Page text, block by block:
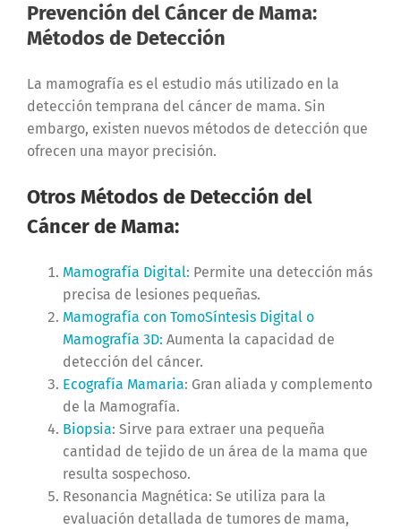
Prevención del Cáncer de Mama:
Métodos de Detección
La mamografía es el estudio más utilizado en la
detección temprana del cáncer de mama. Sin
embargo, existen nuevos métodos de detección que
ofrecen una mayor precisión.
Otros Métodos de Detección del
Cáncer de Mama:
Mamografía Digital: Permite una detección más
precisa de lesiones pequeñas.
Mamografía con TomoSíntesis Digital o
Mamografía 3D: Aumenta la capacidad de
detección del cáncer.
Ecografía Mamaria: Gran aliada y complemento
de la Mamografía.
Biopsia: Sirve para extraer una pequeña
cantidad de tejido de un área de la mama que
resulta sospechoso.
Resonancia Magnética: Se utiliza para la
evaluación detallada de tumores de mama,